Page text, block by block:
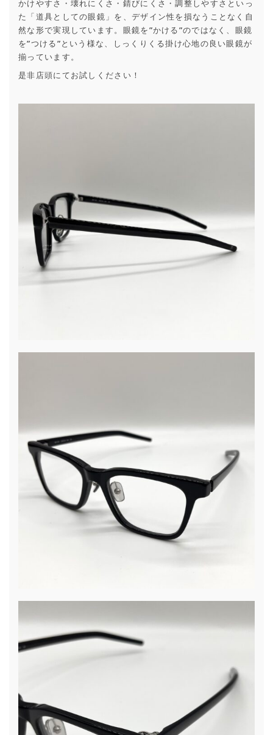
かけやすさ・壊れにくさ・錆びにくさ・調整しやすさといっ
た「道具としての眼鏡」を、デザイン性を損なうことなく自
然な形で実現しています。眼鏡を”かける”のではなく、眼鏡
を”つける”という様な、しっくりくる掛け心地の良い眼鏡が
揃っています。
是非店頭にてお試しください！